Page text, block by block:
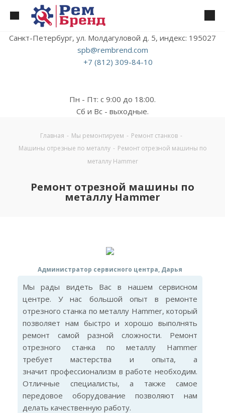
Санкт-Петербург, ул. Молдагуловой д. 5, индекс: 195027
spb@rembrend.com
+7 (812) 309-84-10
Пн - Пт: с 9:00 до 18:00.
Сб и Вс - выходные.
Главная - Мы ремонтируем - Ремонт станков -
Машины отрезные по металлу - Ремонт отрезной машины по
металлу Hammer
Ремонт отрезной машины по
металлу Hammer
Администратор сервисного центра, Дарья
Мы рады видеть Вас в нашем сервисном
центре. У нас большой опыт в ремонте
отрезного станка по металлу Hammer, который
позволяет нам быстро и хорошо выполнять
ремонт самой разной сложности. Ремонт
отрезного станка по металлу Hammer
требует мастерства и опыта, а
значит профессионализм в работе необходим.
Отличные специалисты, а также самое
передовое оборудование позволяют нам
делать качественную работу.